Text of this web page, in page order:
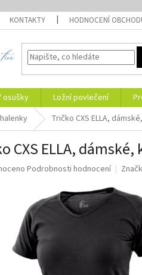
KONTAKTY HODNOCENÍ
osušky Ložní povlečení
Tričko CXS ELLA,
CXS ELLA,
Podrobnosti hodnocení